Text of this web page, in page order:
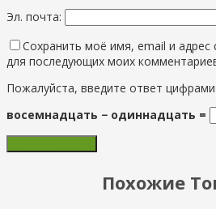
Эл. почта:
Сохранить моё имя, email и адрес
для последующих моих
Пожалуйста, введите ответ цифрами:
восемнадцать − одиннадцать =
Похожие